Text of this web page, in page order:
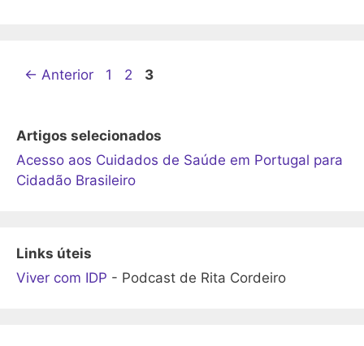
← Anterior Página
1 Página
2 Página
3
Artigos selecionados
Acesso aos Cuidados de Saúde em Portugal para
Cidadão Brasileiro
Links úteis
Viver com IDP - Podcast de Rita Cordeiro